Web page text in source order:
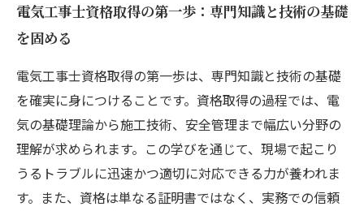
させる働き方
未来を見据えた技術力強化：電気工事士資格で
築く持続可能なキャリア
資格がもたらす価値とは？電気工事業界で輝く
プロになる秘訣
今すぐ始めたい！電気工事士資格取得で技術職
として飛躍する方法
電気工事士資格取得の第一歩：専門知識と技術の基礎
を固める
電気工事士資格取得の第一歩は、専門知識と技術の基礎
を確実に身につけることです。資格取得の過程では、電
気の基礎理論から施工技術、安全管理まで幅広い分野の
理解が求められます。この学びを通じて、現場で起こり
うるトラブルに迅速かつ適切に対応できる力が養われま
す。また、資格は単なる証明書ではなく、実務での信頼